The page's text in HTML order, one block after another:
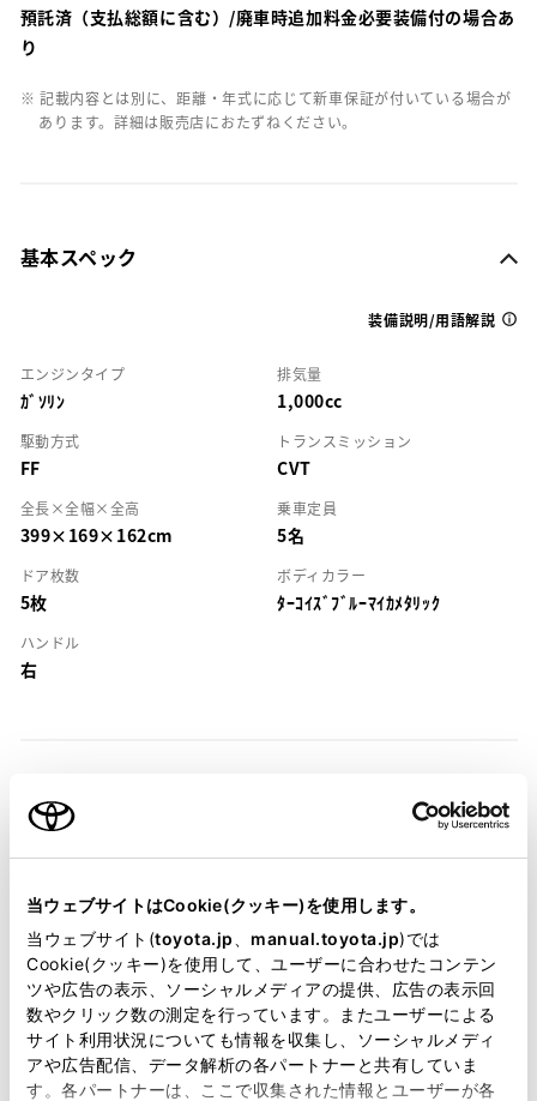
当ウェブサイトはCookie(クッキー)を使用します。
当ウェブサイト(toyota.jp manual.toyota.jp)では
Cookie(クッキー)を使用して、ユーザーに合わせたコンテン
ツや広告の表示、ソーシャルメディアの提供、広告の表示回
数やクリック数の測定を行っています。またユーザーによる
サイト利用状況についても情報を収集し、ソーシャルメディ
アや広告配信、データ解析の各パートナーと共有していま
す。各パートナーは、ここで収集された情報とユーザーが各
預託済（支払総額に含む）/廃車時追加料金必要装備付の場合あ
り
※ 記載内容とは別に、距離・年式に応じて新車保証が付いている場合が
あります。詳細は販売店におたずねください。
基本スペック
装備説明/用語解説
エンジンタイプ
ｶﾞｿﾘﾝ
排気量
1,000cc
駆動方式
FF
トランスミッション
CVT
全長×全幅×全高
399×169×162cm
乗車定員
5名
ドア枚数
5枚
ボディカラー
ﾀｰｺｲｽﾞﾌﾞﾙｰﾏｲｶﾒﾀﾘｯｸ
ハンドル
右
装備・仕様
装備説明/用語解説
基本装備
パワステ